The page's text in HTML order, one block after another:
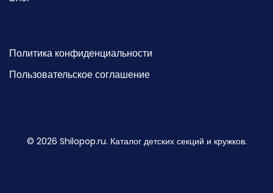
Политика конфиденциальности
Пользовательское соглашение
© 2026 Shilopop.ru. Каталог детских секций и кружков.